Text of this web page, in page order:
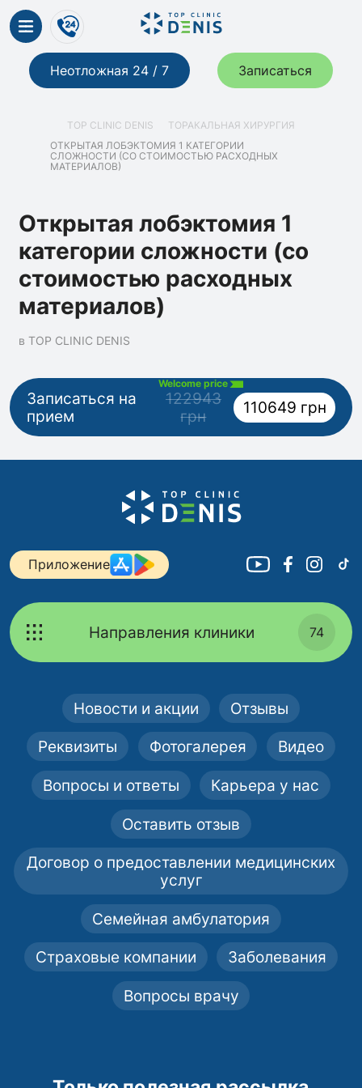
Неотложная 24 / 7 Записаться
TOP CLINIC DENIS
ТОРАКАЛЬНАЯ ХИРУРГИЯ
ОТКРЫТАЯ ЛОБЭКТОМИЯ 1 КАТЕГОРИИ
СЛОЖНОСТИ (СО СТОИМОСТЬЮ РАСХОДНЫХ
МАТЕРИАЛОВ)
Открытая лобэктомия 1
категории сложности (со
стоимостью расходных
материалов)
в TOP CLINIC DENIS
Записаться на
прием
Welcome price
122943
грн
110649 грн
Приложение
Направления клиники 74
Новости и акции Отзывы
Реквизиты Фотогалерея Видео
Вопросы и ответы Карьера у нас
Оставить отзыв
Договор о предоставлении медицинских
услуг
Семейная амбулатория
Страховые компании Заболевания
Вопросы врачу